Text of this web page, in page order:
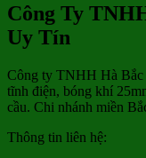
Công Ty
Uy Tín
Công ty TNHH Hà Bắc
tĩnh điện, bóng khí
cầu. Chi nhánh miền
Thông tin liên hệ: